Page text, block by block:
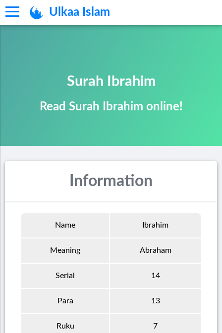
Ulkaa Islam
Surah Ibrahim
Read Surah Ibrahim online!
Information
Name Ibrahim
Meaning Abraham
Serial 14
Para 13
Ruku 7